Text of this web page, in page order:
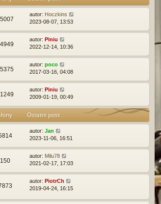
autor: Hoczkins
2023-08-07, 13:53
autor: Piniu
2022-12-14, 10:36
autor: poco
2017-03-16, 04:08
autor: Piniu
2009-01-19, 00:49
Ostatni post
autor: Jan
2023-11-06, 16:51
autor: Milu78
2021-02-17, 17:03
autor: PiotrCh
2019-04-24, 16:15